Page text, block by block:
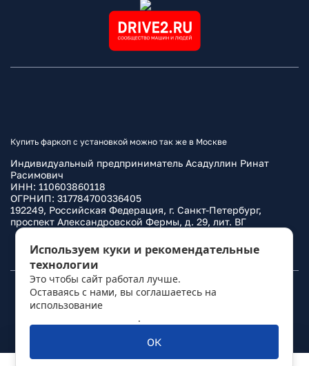
Купить фаркоп с установкой можно так же в Москве
Индивидуальный предприниматель Асадуллин Ринат
Расимович
ИНН: 110603860118
ОГРНИП: 317784700336405
192249, Российская Федерация, г. Санкт-Петербург,
проспект Александровской Фермы, д. 29, лит. ВГ
Политика конфиденциальности
© 2010– 2026Фаркоп.ру
Используем куки и рекомендательные
технологии
Это чтобы сайт работал лучше.
Оставаясь с нами, вы соглашаетесь на
использование
.
ОК